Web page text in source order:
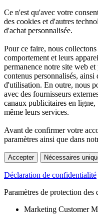
Ce n'est qu'avec votre
des cookies et d'autres
d'achat personnalisée.
Pour ce faire, nous
comportement et leurs
permanence notre site web
contenus personnalisés,
d'utilisation. En outre, nous
avec des fournisseurs
canaux publicitaires en
même leurs services.
Avant de confirmer votre
paramètres ainsi que dans
Accepter Nécessaires
Déclaration de confidentialité
Paramètres de protection des
Marketing Customer